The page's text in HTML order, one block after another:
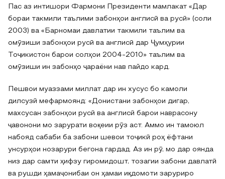
Пас аз интишори Фармони Президенти мамлакат «Дар
бораи такмили таълими забонҳои англисӣ ва русӣ» (соли
2003) ва «Барномаи давлатии такмили таълим ва
омӯзиши забонҳои русӣ ва англисӣ дар Ҷумҳурии
Тоҷикистон барои солҳои 2004-2010» таълим ва
омӯзиши ин забонҳо ҷараёни нав пайдо кард.
Пешвои муаззами миллат дар ин хусус бо камоли
дилсузӣ мефармоянд: «Донистани забонҳои дигар,
махсусан забонҳои русӣ ва англисӣ барои наврасону
ҷавонони мо зарурати воқеии рӯз аст. Аммо ин тамоюл
набояд сабаби ба забони шевои тоҷикӣ роҳ ёфтани
унсурҳои нозарури бегона гардад. Аз ин рӯ, мо дар оянда
низ дар самти ҳифзу гиромидошт, тозагии забони давлатӣ
ва рушди ҳамаҷонибаи он ҳамаи иқдомоти заруриро